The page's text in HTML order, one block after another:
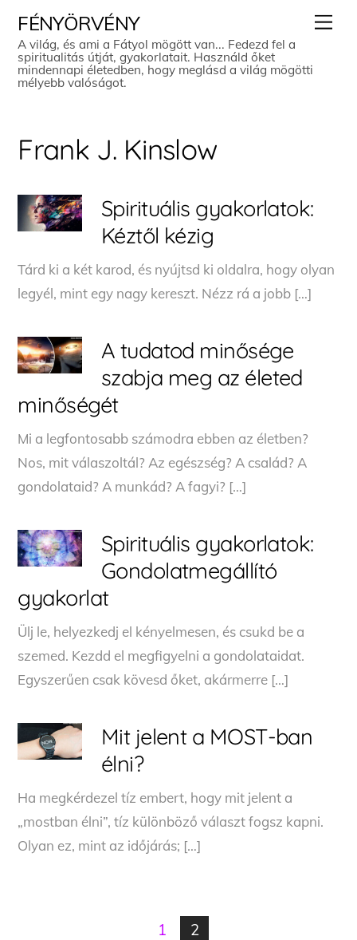
content
FÉNYÖRVÉNY
A világ, és ami a Fátyol mögött van... Fedezd fel a
spiritualitás útját, gyakorlatait. Használd őket
mindennapi életedben, hogy meglásd a világ mögötti
mélyebb valóságot.
Frank J. Kinslow
Spirituális gyakorlatok:
Kéztől kézig
Tárd ki a két karod, és nyújtsd ki oldalra, hogy olyan
legyél, mint egy nagy kereszt. Nézz rá a jobb […]
A tudatod minősége
szabja meg az életed
minőségét
Mi a legfontosabb számodra ebben az életben?
Nos, mit válaszoltál? Az egészség? A család? A
gondolataid? A munkád? A fagyi? […]
Spirituális gyakorlatok:
Gondolatmegállító
gyakorlat
Ülj le, helyezkedj el kényelmesen, és csukd be a
szemed. Kezdd el megfigyelni a gondolataidat.
Egyszerűen csak kövesd őket, akármerre […]
Mit jelent a MOST-ban
élni?
Ha megkérdezel tíz embert, hogy mit jelent a
„mostban élni”, tíz különböző választ fogsz kapni.
Olyan ez, mint az időjárás; […]
1 2